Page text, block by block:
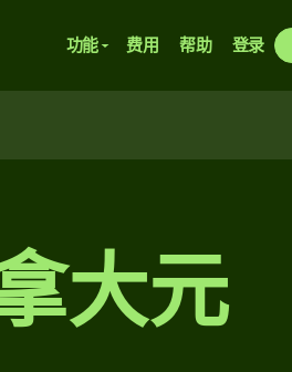
功能 费用 帮助 登录
大元